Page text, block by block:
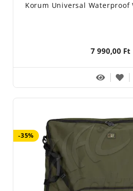
Korum Universal Waterproof
7 990,00 Ft
-35%